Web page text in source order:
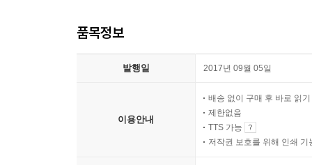
품목정보
발행일 2017년 09월 05일
이용안내
배송 없이 구매 후 바로 읽기
제한없음
TTS 가능
저작권 보호를 위해 인쇄 기